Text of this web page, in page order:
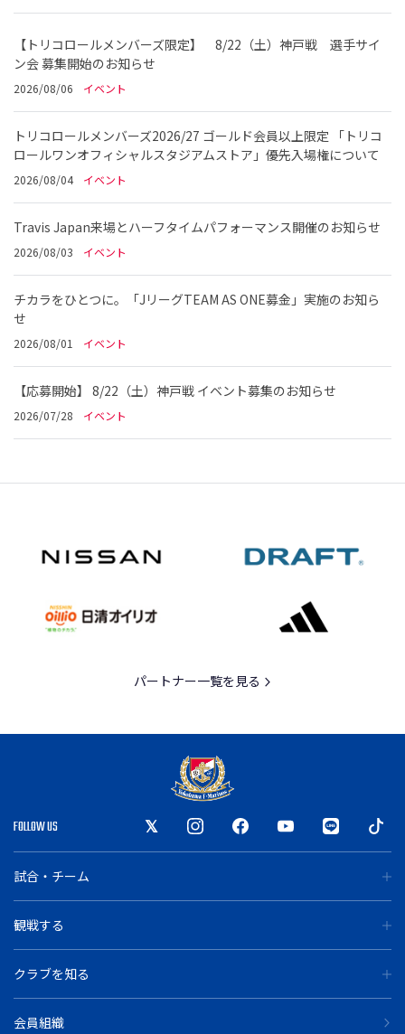
【トリコロールメンバーズ限定】 8/22（土）神戸戦 選手サイ
ン会 募集開始のお知らせ
2026/08/06 イベント
トリコロールメンバーズ2026/27 ゴールド会員以上限定 「トリコ
ロールワンオフィシャルスタジアムストア」優先入場権について
2026/08/04 イベント
Travis Japan来場とハーフタイムパフォーマンス開催のお知らせ
2026/08/03 イベント
チカラをひとつに。「JリーグTEAM AS ONE募金」実施のお知ら
せ
2026/08/01 イベント
【応募開始】 8/22（土）神戸戦 イベント募集のお知らせ
2026/07/28 イベント
パートナー一覧を見る
FOLLOW US
試合・チーム
観戦する
クラブを知る
会員組織